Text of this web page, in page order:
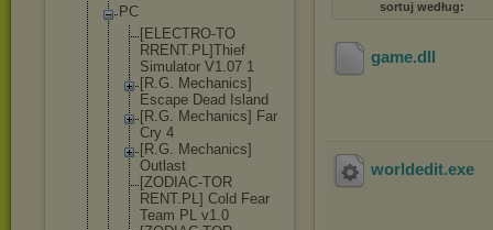
PC
[ELECTRO-TO
RRENT.PL]Thief
Simulator V1.07 1
[R.G. Mechanics]
Escape Dead Island
[R.G. Mechanics] Far
Cry 4
[R.G. Mechanics]
Outlast
[ZODIAC-TOR
RENT.PL] Cold Fear
Team PL v1.0
sortuj według:
game.dll
worldedit.exe